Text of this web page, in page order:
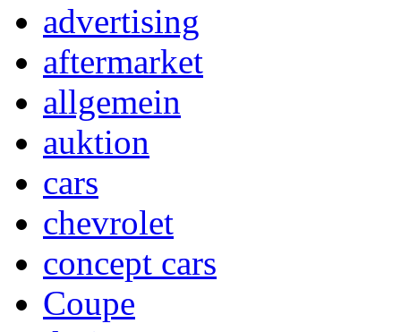
advertising
aftermarket
allgemein
auktion
cars
chevrolet
concept cars
Coupe